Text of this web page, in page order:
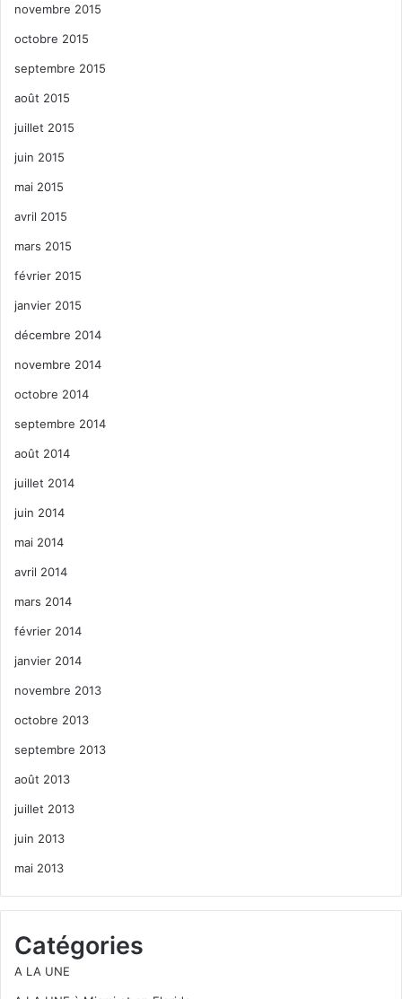
novembre 2015
octobre 2015
septembre 2015
août 2015
juillet 2015
juin 2015
mai 2015
avril 2015
mars 2015
février 2015
janvier 2015
décembre 2014
novembre 2014
octobre 2014
septembre 2014
août 2014
juillet 2014
juin 2014
mai 2014
avril 2014
mars 2014
février 2014
janvier 2014
novembre 2013
octobre 2013
septembre 2013
août 2013
juillet 2013
juin 2013
mai 2013
Catégories
A LA UNE